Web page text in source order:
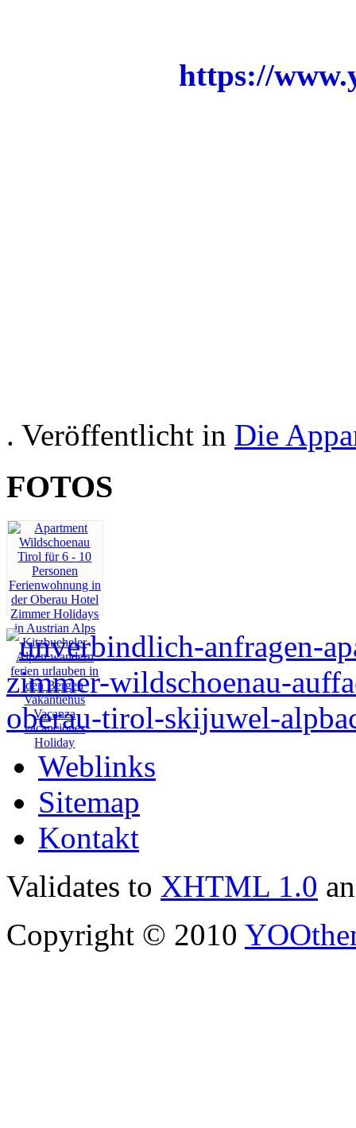
https://
. Veröffentlicht in Die
FOTOS
Weblinks
Sitemap
Kontakt
Validates to XHTML 1.0
Copyright © 2010